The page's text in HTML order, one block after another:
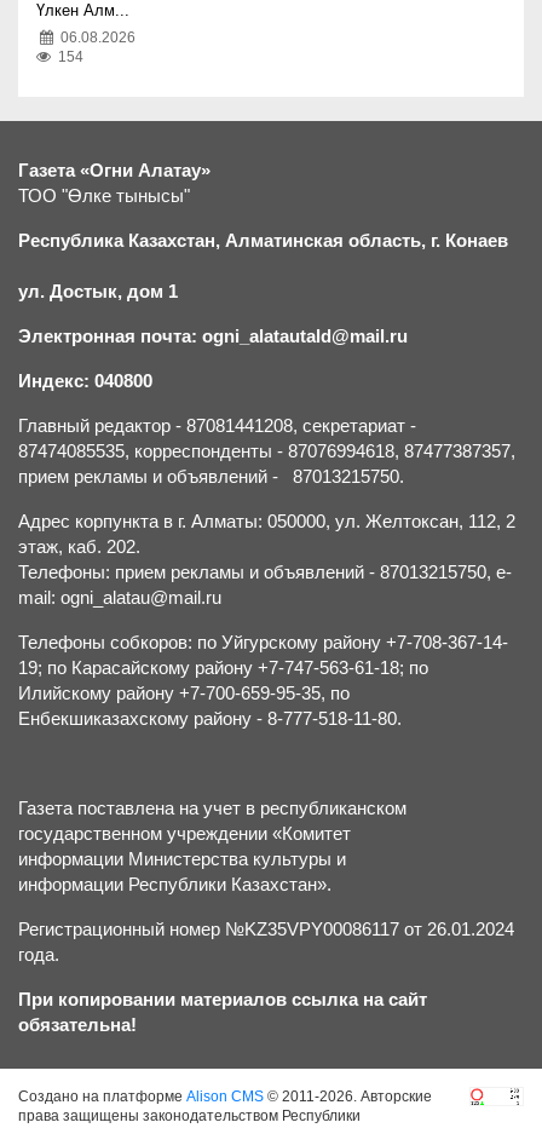
Үлкен Алм...
06.08.2026
154
Газета «Огни Алатау»
ТОО "Өлке тынысы"
Республика Казахстан, Алматинская область, г. Конаев
ул. Достык, дом 1
Электронная почта: ogni_alatautald@mail.ru
Индекс: 040800
Главный редактор - 87081441208, секретариат -
87474085535, корреспонденты - 87076994618, 87477387357,
прием рекламы и объявлений - 87013215750.
Адрес корпункта в г. Алматы: 050000, ул. Желтоксан, 112, 2
этаж, каб. 202.
Телефоны: прием рекламы и объявлений - 87013215750, e-
mail: ogni_alatau@mail.ru
Телефоны собкоров: по Уйгурскому району +7-708-367-14-
19; по Карасайскому району +7-747-563-61-18; по
Илийскому району +7-700-659-95-35, по
Енбекшиказахскому району - 8-777-518-11-80.
Газета поставлена на учет в республиканском
государственном учреждении «Комитет
информации Министерства культуры и
информации Республики Казахстан».
Регистрационный номер №KZ35VPY00086117 от 26.01.2024
года.
При копировании материалов ссылка на сайт
обязательна!
Создано на платформе Alison CMS © 2011-2026. Авторские
права защищены законодательством Республики